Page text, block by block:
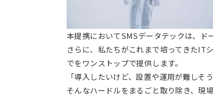
本提携においてSMSデータテックは、ド
さらに、私たちがこれまで培ってきたIT
でをワンストップで提供します。
「導入したいけど、設置や運用が難しそう
そんなハードルをまるごと取り除き、現